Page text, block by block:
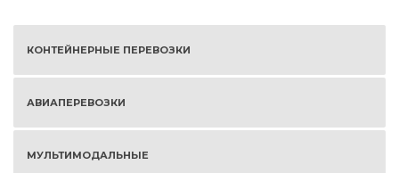
КОНТЕЙНЕРНЫЕ ПЕРЕВОЗКИ
АВИАПЕРЕВОЗКИ
МУЛЬТИМОДАЛЬНЫЕ